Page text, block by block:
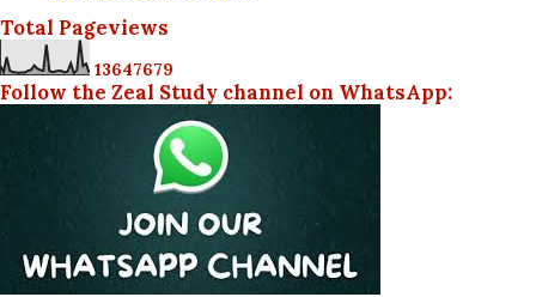
Total Pageviews
13647679
Follow the Zeal Study channel on WhatsApp: